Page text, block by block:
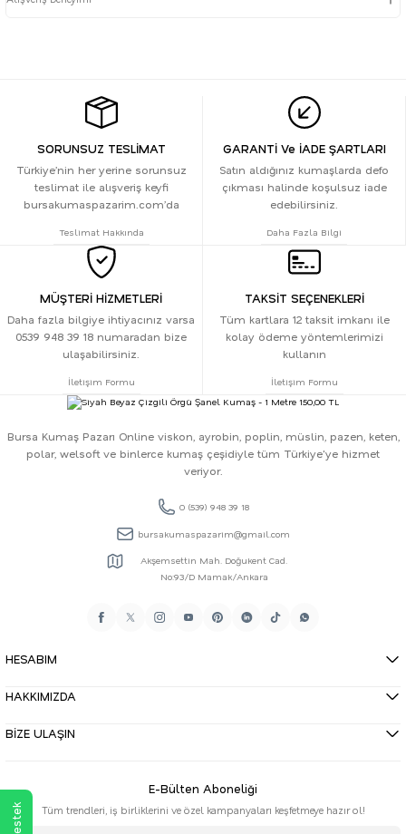
SORUNSUZ TESLİMAT
Türkiye’nin her yerine sorunsuz
teslimat ile alışveriş keyfi
bursakumaspazarim.com’da
Teslimat Hakkında
GARANTİ Ve İADE ŞARTLARI
Satın aldığınız kumaşlarda defo
çıkması halinde koşulsuz iade
edebilirsiniz.
Daha Fazla Bilgi
MÜŞTERİ HİZMETLERİ
Daha fazla bilgiye ihtiyacınız varsa
0539 948 39 18 numaradan bize
ulaşabilirsiniz.
İletişim Formu
TAKSİT SEÇENEKLERİ
Tüm kartlara 12 taksit imkanı ile
kolay ödeme yöntemlerimizi
kullanın
İletişim Formu
Bursa Kumaş Pazarı Online viskon, ayrobin, poplin, müslin, pazen, keten,
polar, welsoft ve binlerce kumaş çeşidiyle tüm Türkiye'ye hizmet
veriyor.
0 (539) 948 39 18
bursakumaspazarim@gmail.com
Akşemsettin Mah. Doğukent Cad.
No:93/D Mamak/Ankara
HESABIM
HAKKIMIZDA
BİZE ULAŞIN
E-Bülten Aboneliği
Tüm trendleri, iş birliklerini ve özel kampanyaları keşfetmeye hazır ol!